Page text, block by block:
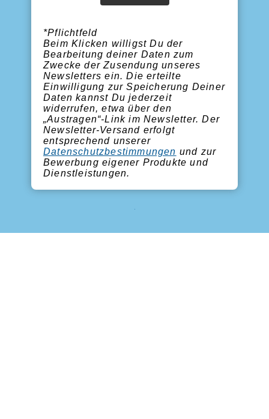
*Pflichtfeld
Beim Klicken willigst Du der
Bearbeitung deiner Daten zum
Zwecke der Zusendung unseres
Newsletters ein. Die erteilte
Einwilligung zur Speicherung Deiner
Daten kannst Du jederzeit
widerrufen, etwa über den
„Austragen“-Link im Newsletter. Der
Newsletter-Versand erfolgt
entsprechend unserer
Datenschutzbestimmungen und zur
Bewerbung eigener Produkte und
Dienstleistungen.